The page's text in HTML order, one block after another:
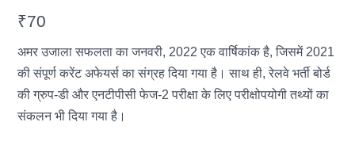
₹70
अमर उजाला सफलता का जनवरी, 2022 एक वार्षिकांक है, जिसमें 2021
की संपूर्ण करेंट अफेयर्स का संग्रह दिया गया है। साथ ही, रेलवे भर्ती बोर्ड
की ग्रुप-डी और एनटीपीसी फेज-2 परीक्षा के लिए परीक्षोपयोगी तथ्यों का
संकलन भी दिया गया है।